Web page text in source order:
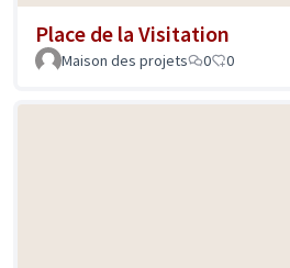
Place de la Visitation
Maison des projets 0 0